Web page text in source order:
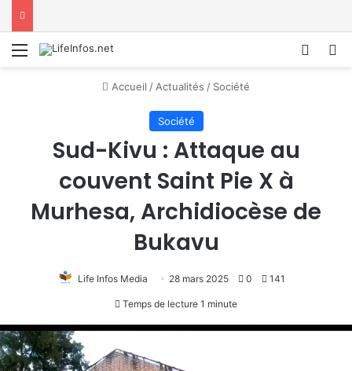
Menu
Accueil / Actualités / Société
Société
Sud-Kivu : Attaque au
couvent Saint Pie X à
Murhesa, Archidiocèse de
Bukavu
Life Infos Media 28 mars 2025 0 141
Temps de lecture 1 minute